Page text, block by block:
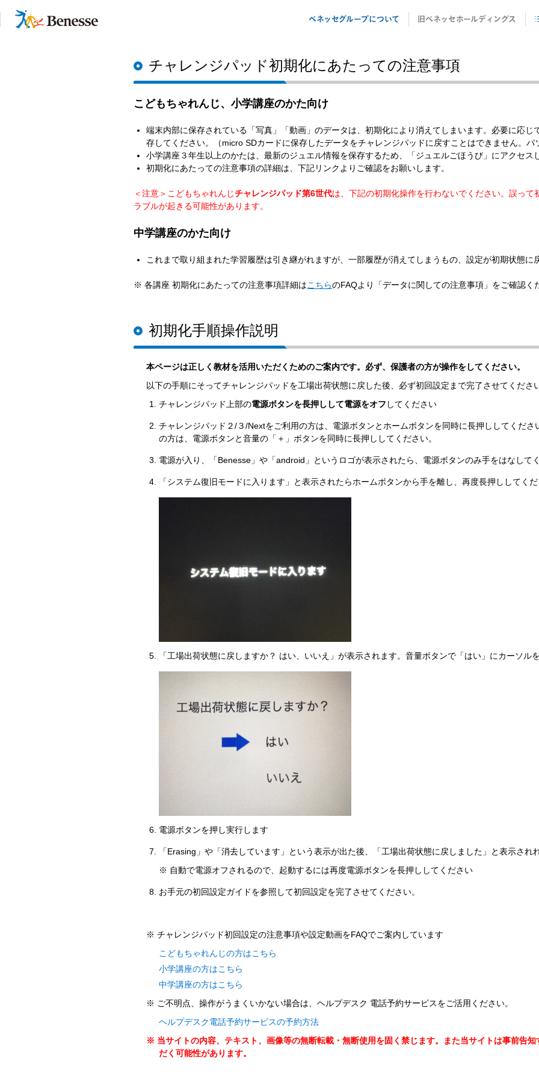
サービス一覧
お問い合わせ先 一覧
カテゴリ一覧
学校での学びの支援
企業の学びの支援
ベネッセグループについて 旧ベネッセホールディングス
チャレンジパッド初期化にあたっての注意事項
こどもちゃれんじ、小学講座のかた向け
端末内部に保存されている「写真」「動画」のデータは、初期化により消えてしまいます。必要に応じ
存してください。（micro SDカードに保存したデータをチャレンジパッドに戻すことはできません。パ
小学講座３年生以上のかたは、最新のジュエル情報を保存するため、「ジュエルごほうび」にアクセス
初期化にあたっての注意事項の詳細は、下記リンクよりご確認をお願いします。
＜注意＞こどもちゃれんじチャレンジパッド第6世代は、下記の初期化操作を行わないでください。誤って
ラブルが起きる可能性があります。
中学講座のかた向け
これまで取り組まれた学習履歴は引き継がれますが、一部履歴が消えてしまうもの、設定が初期状態に
※ 各講座 初期化にあたっての注意事項詳細はこちらのFAQより「データに関しての注意事項」をご確認く
初期化手順操作説明
本ページは正しく教材を活用いただくためのご案内です。必ず、保護者の方が操作をしてください。
以下の手順にそってチャレンジパッドを工場出荷状態に戻した後、必ず初回設定まで完了させてください
チャレンジパッド上部の電源ボタンを長押しして電源をオフ してください
チャレンジパッド２/３/Nextをご利用の方は、電源ボタンとホームボタンを同時に長押ししてくださ
の方は、電源ボタンと音量の「＋」ボタンを同時に長押ししてください。
電源が入り、「Benesse」や「android」というロゴが表示されたら、電源ボタンのみ手をはなして
「システム復旧モードに入ります」と表示されたらホームボタンから手を離し、再度長押ししてく
「工場出荷状態に戻しますか？ はい、いいえ」が表示されます。音量ボタンで「はい」にカーソル
電源ボタンを押し実行します
「Erasing」や「消去しています」という表示が出た後、「工場出荷状態に戻しました」と表示され
※ 自動で電源オフされるので、起動するには再度電源ボタンを長押ししてください
お手元の初回設定ガイドを参照して初回設定を完了させてください。
※ チャレンジパッド初回設定の注意事項や設定動画をFAQでご案内しています
こどもちゃれんじの方はこちら
小学講座の方はこちら
中学講座の方はこちら
※ ご不明点、操作がうまくいかない場合は、ヘルプデスク 電話予約サービスをご活用ください。
ヘルプデスク電話予約サービスの予約方法
※ 当サイトの内容、テキスト、画像等の無断転載・無断使用を固く禁じます。また当サイトは事前告
だく可能性があります。